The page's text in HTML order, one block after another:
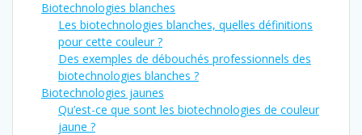
Biotechnologies blanches
Les biotechnologies blanches, quelles définitions
pour cette couleur ?
Des exemples de débouchés professionnels des
biotechnologies blanches ?
Biotechnologies jaunes
Qu’est-ce que sont les biotechnologies de couleur
jaune ?